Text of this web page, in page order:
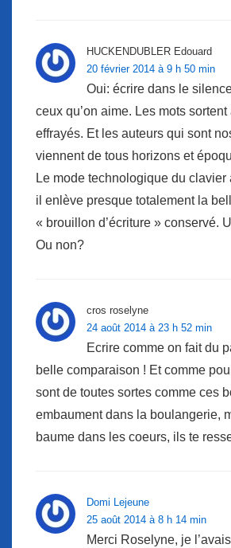
HUCKENDUBLER Edouard
20 février 2014 à 9 h 50 min
Oui: écrire dans le
ceux qu’on aime. Les mots
effrayés. Et les auteurs qui sont
viennent de tous horizons et
Le mode technologique du clavier
il enlève presque totalement la
« brouillon d’écriture » conservé.
Ou non?
cros roselyne
24 août 2014 à 23 h 52 min
Ecrire comme on fait du
belle comparaison ! Et comme
sont de toutes sortes comme ces
embaument dans la boulangerie,
baume dans les coeurs, ils te
Domi Lejeune
25 août 2014 à 8 h 14 min
Merci Roselyne, je